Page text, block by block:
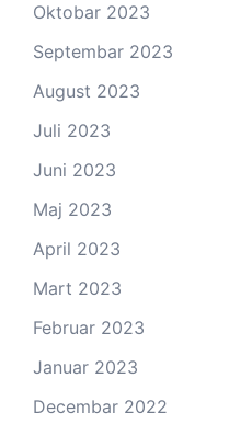
Oktobar 2023
Septembar 2023
August 2023
Juli 2023
Juni 2023
Maj 2023
April 2023
Mart 2023
Februar 2023
Januar 2023
Decembar 2022